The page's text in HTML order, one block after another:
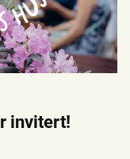
invitert!